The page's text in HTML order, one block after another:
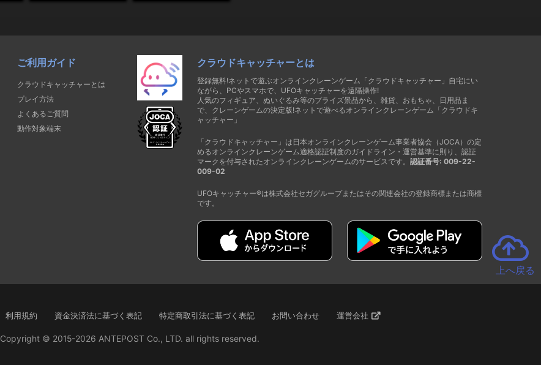
ご利用ガイド
クラウドキャッチャーとは
プレイ方法
よくあるご質問
動作対象端末
クラウドキャッチャーとは
登録無料!ネットで遊ぶオンラインクレーンゲーム「クラウドキャッチャー」自宅にい
ながら、PCやスマホで、UFOキャッチャーを遠隔操作!
人気のフィギュア、ぬいぐるみ等のプライズ景品から、雑貨、おもちゃ、日用品ま
で、クレーンゲームの決定版!ネットで遊べるオンラインクレーンゲーム「クラウドキ
ャッチャー」
「クラウドキャッチャー」は日本オンラインクレーンゲーム事業者協会（JOCA）の定
めるオンラインクレーンゲーム適格認証制度のガイドライン・運営基準に則り、認証
マークを付与されたオンラインクレーンゲームのサービスです。 認証番号: 009-22-
009-02
UFOキャッチャー®は株式会社セガグループまたはその関連会社の登録商標または商標
です。
上へ戻る
利用規約 資金決済法に基づく表記 特定商取引法に基づく表記 お問い合わせ 運営会社
Copyright © 2015-2026 ANTEPOST Co., LTD. all rights reserved.